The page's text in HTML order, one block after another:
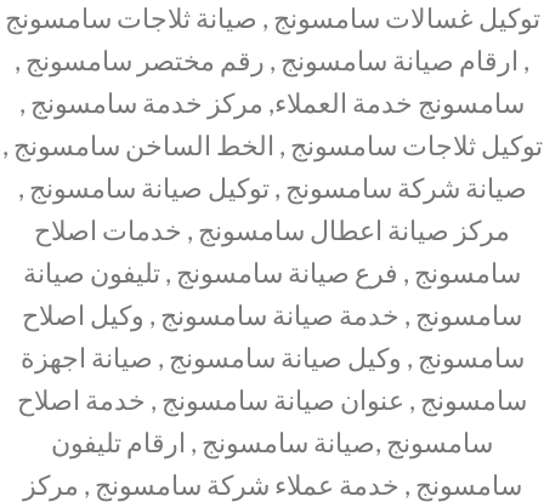
توكيل غسالات سامسونج , صيانة ثلاجات سامسونج
, ارقام صيانة سامسونج , رقم مختصر سامسونج ,
سامسونج خدمة العملاء, مركز خدمة سامسونج ,
توكيل ثلاجات سامسونج , الخط الساخن سامسونج ,
صيانة شركة سامسونج , توكيل صيانة سامسونج ,
مركز صيانة اعطال سامسونج , خدمات اصلاح
سامسونج , فرع صيانة سامسونج , تليفون صيانة
سامسونج , خدمة صيانة سامسونج , وكيل اصلاح
سامسونج , وكيل صيانة سامسونج , صيانة اجهزة
سامسونج , عنوان صيانة سامسونج , خدمة اصلاح
سامسونج ,صيانة سامسونج , ارقام تليفون
سامسونج , خدمة عملاء شركة سامسونج , مركز